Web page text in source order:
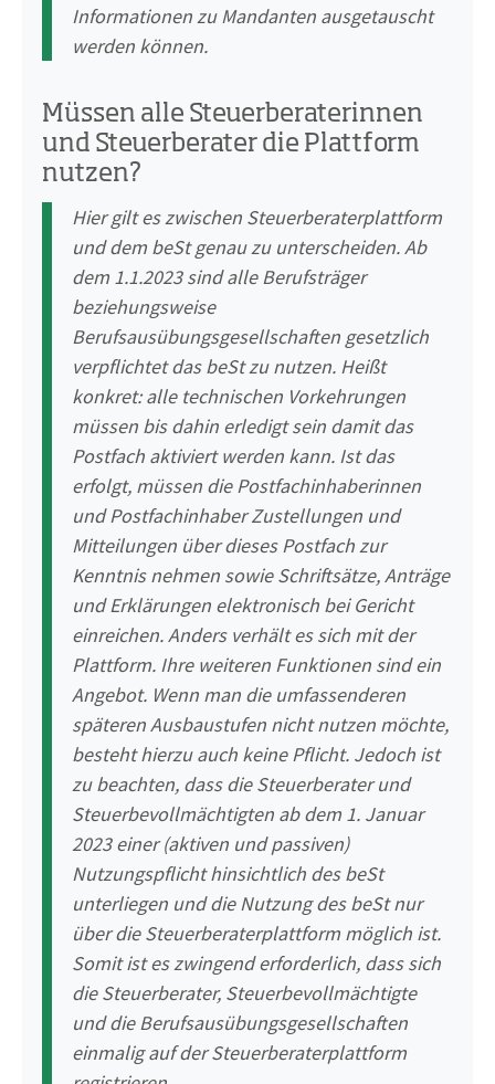
Informationen zu Mandanten ausgetauscht
werden können.
Müssen alle Steuerberaterinnen
und Steuerberater die Plattform
nutzen?
Hier gilt es zwischen Steuerberaterplattform
und dem beSt genau zu unterscheiden. Ab
dem 1.1.2023 sind alle Berufsträger
beziehungsweise
Berufsausübungsgesellschaften gesetzlich
verpflichtet das beSt zu nutzen. Heißt
konkret: alle technischen Vorkehrungen
müssen bis dahin erledigt sein damit das
Postfach aktiviert werden kann. Ist das
erfolgt, müssen die Postfachinhaberinnen
und Postfachinhaber Zustellungen und
Mitteilungen über dieses Postfach zur
Kenntnis nehmen sowie Schriftsätze, Anträge
und Erklärungen elektronisch bei Gericht
einreichen. Anders verhält es sich mit der
Plattform. Ihre weiteren Funktionen sind ein
Angebot. Wenn man die umfassenderen
späteren Ausbaustufen nicht nutzen möchte,
besteht hierzu auch keine Pflicht. Jedoch ist
zu beachten, dass die Steuerberater und
Steuerbevollmächtigten ab dem 1. Januar
2023 einer (aktiven und passiven)
Nutzungspflicht hinsichtlich des beSt
unterliegen und die Nutzung des beSt nur
über die Steuerberaterplattform möglich ist.
Somit ist es zwingend erforderlich, dass sich
die Steuerberater, Steuerbevollmächtigte
und die Berufsausübungsgesellschaften
einmalig auf der Steuerberaterplattform